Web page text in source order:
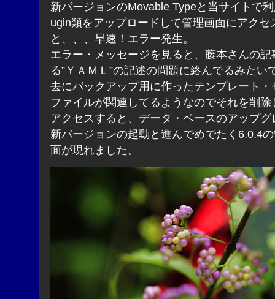
新バージョンのMovable Typeと当サイトで
ugin類をアップロードして管理画面にアクセ
と、、、早速！エラー発生。
エラー・メッセージを見ると、藤本さんの記
る”ＹＡＭＬ”の記述の問題に絡んでるみたい
去にバックアップ用に作ったテンプレート・
ファイルが関連してるようなのでそれを削除
アクセスすると、データ・ベースのアップグ
新バージョンの起動と進んでめでたく6.0.4
面が現れました。